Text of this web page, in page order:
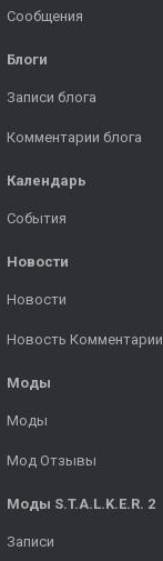
Сообщения
Блоги
Записи блога
Комментарии блога
Календарь
События
Новости
Новости
Новость Комментарии
Моды
Моды
Мод Отзывы
Моды S.T.A.L.K.E.R. 2
Записи